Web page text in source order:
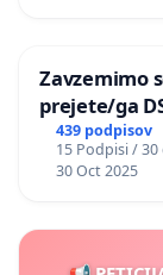
Zavzemimo
prejete/ga
439 podpisov
15 Podpisi / 30
30 Oct 2025